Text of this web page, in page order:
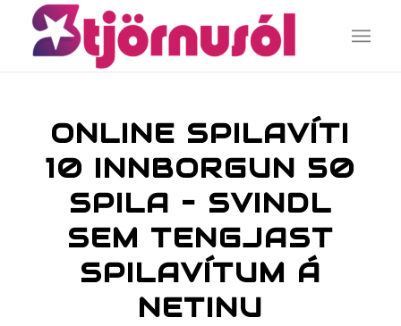
ONLINE SPILAVÍTI
10 INNBORGUN 50
SPILA – SVINDL
SEM TENGJAST
SPILAVÍTUM Á
NETINU